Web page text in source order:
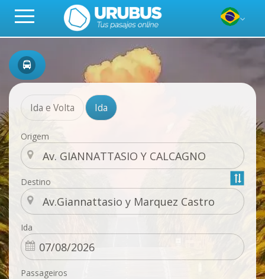
Ida e Volta Ida
Origem
Destino
Ida
Passageiros